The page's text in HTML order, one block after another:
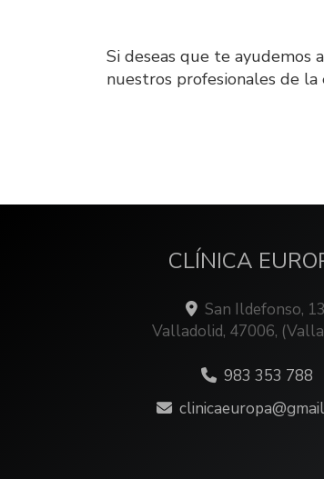
Si deseas que te ayudemos
nuestros profesionales de
CLÍNICA
San Ildefonso,
Valladolid, 47006,
983 353 788
clinicaeuropa